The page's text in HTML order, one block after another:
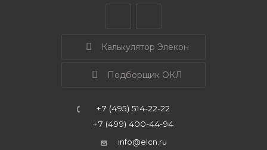
Калькулятор Элекон
Подборщик ОКЛ
+7 (495) 514-22-22
+7 (499) 400-44-94
info@elcn.ru